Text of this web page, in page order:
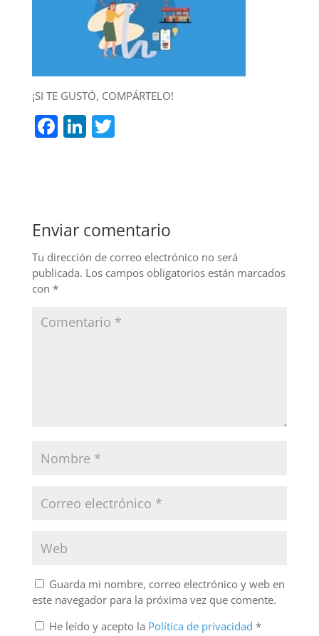
¡SI TE GUSTÓ, COMPÁRTELO!
F
b
o
o
k
Li
n
T
Enviar comentario
Tu dirección de correo electrónico no será
publicada. Los campos obligatorios están marcados
con *
Guarda mi nombre, correo electrónico y web en
este navegador para la próxima vez que comente.
He leído y acepto la Política de privacidad *